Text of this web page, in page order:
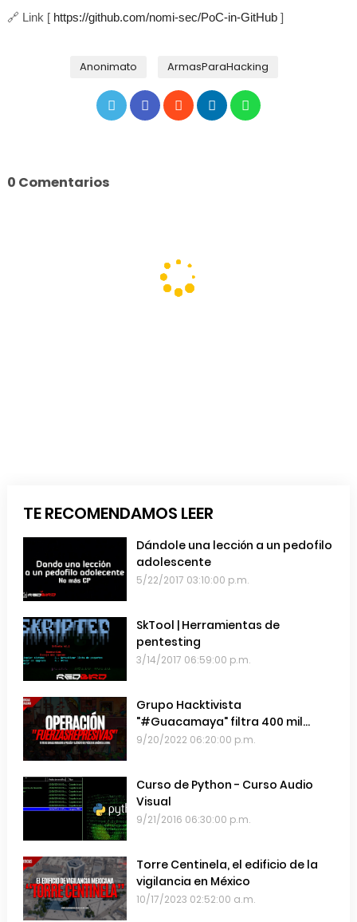
🔗 Link [ https://github.com/nomi-sec/PoC-in-GitHub]
Anonimato ArmasParaHacking
0 Comentarios
TE RECOMENDAMOS LEER
Dándole una lección a un pedofilo
adolescente
5/22/2017 03:10:00 p.m.
SkTool | Herramientas de
pentesting
3/14/2017 06:59:00 p.m.
Grupo Hacktivista
"#Guacamaya" filtra 400 mil
emails de las Fuerzas Armadas de
9/20/2022 06:20:00 p.m.
Curso de Python - Curso Audio
Visual
9/21/2016 06:30:00 p.m.
Torre Centinela, el edificio de la
vigilancia en México
10/17/2023 02:52:00 a.m.